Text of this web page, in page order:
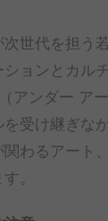
次世代を担う
ョンとカル
アンダー ア
受け継ぎな
関わるアート
。